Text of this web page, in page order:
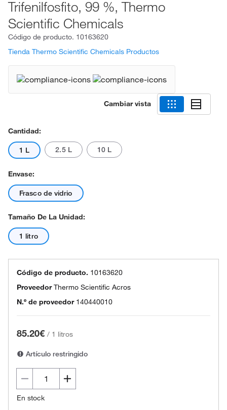
Trifenilfosfito, 99 %, Thermo
Scientific Chemicals
Código de producto. 10163620
Tienda Thermo Scientific Chemicals Productos
Cambiar vista
Cantidad:
1 L 2.5 L 10 L
Envase:
Frasco de vidrio
Tamaño De La Unidad:
1 litro
Código de producto. 10163620
ProveedorThermo Scientific Acros
N.º de proveedor 140440010
85.20€ / 1 litros
Artículo restringido
En stock